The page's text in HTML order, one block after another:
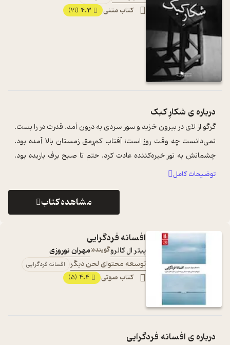
کتاب متنی 4.3
(19)
درباره ی شکارِ کبک
گرگو از لای در بیرون خزید و سوز سردی به درون آمد. قدرت در را بست.
نمی‌دانست چه وقت روز است؛ آفتاب کم‌رمق زمستان بالا آمده بود.
چشمانش به نور خیره‌کننده عادت کرد. حتم تا صبح برف باریده بود.
همه‌جا سفید ...... توضیحات کامل
مشاهده کتاب
افسانه فردگرایی
پیتر ال کالروگوینده:مهران نوروزی
توسعه محتوای لحن دیگر
افسانه فردگرایی
کتاب صوتی 4.4
(5)
درباره ی افسانه فردگرایی